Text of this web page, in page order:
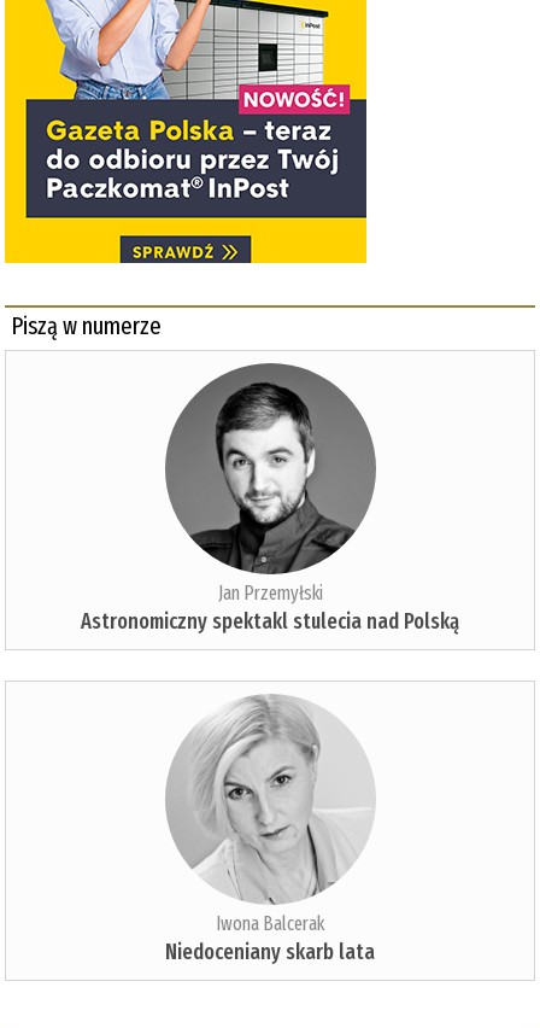
Piszą w numerze
Jan Przemyłski
Astronomiczny spektakl stulecia nad Polską
Iwona Balcerak
Niedoceniany skarb lata